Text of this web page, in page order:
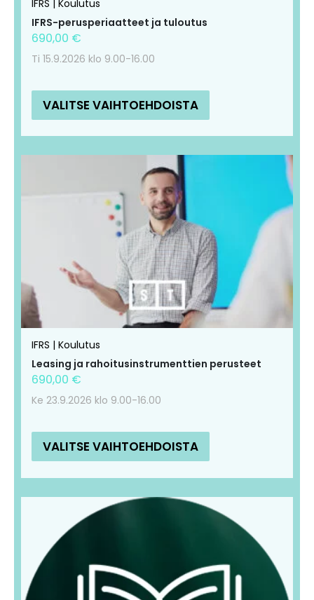
IFRS | Koulutus
IFRS-perusperiaatteet ja tuloutus
690,00 €
Ti 15.9.2026 klo 9.00-16.00
VALITSE VAIHTOEHDOISTA
IFRS | Koulutus
Leasing ja rahoitusinstrumenttien perusteet
690,00 €
Ke 23.9.2026 klo 9.00-16.00
VALITSE VAIHTOEHDOISTA